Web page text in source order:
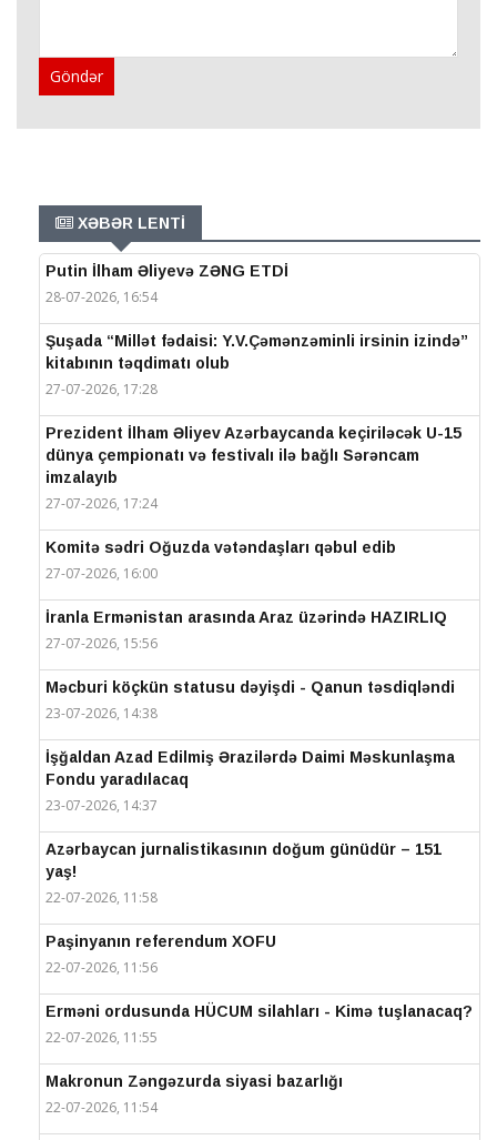
Göndər
XƏBƏR LENTİ
Putin İlham Əliyevə ZƏNG ETDİ
28-07-2026, 16:54
Şuşada “Millət fədaisi: Y.V.Çəmənzəminli irsinin izində”
kitabının təqdimatı olub
27-07-2026, 17:28
Prezident İlham Əliyev Azərbaycanda keçiriləcək U-15
dünya çempionatı və festivalı ilə bağlı Sərəncam
imzalayıb
27-07-2026, 17:24
Komitə sədri Oğuzda vətəndaşları qəbul edib
27-07-2026, 16:00
İranla Ermənistan arasında Araz üzərində HAZIRLIQ
27-07-2026, 15:56
Məcburi köçkün statusu dəyişdi - Qanun təsdiqləndi
23-07-2026, 14:38
İşğaldan Azad Edilmiş Ərazilərdə Daimi Məskunlaşma
Fondu yaradılacaq
23-07-2026, 14:37
Azərbaycan jurnalistikasının doğum günüdür – 151
yaş!
22-07-2026, 11:58
Paşinyanın referendum XOFU
22-07-2026, 11:56
Erməni ordusunda HÜCUM silahları - Kimə tuşlanacaq?
22-07-2026, 11:55
Makronun Zəngəzurda siyasi bazarlığı
22-07-2026, 11:54